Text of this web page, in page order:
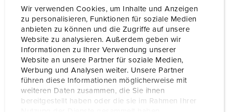
Wir verwenden Cookies, um Inhalte und Anzeigen
zu personalisieren, Funktionen für soziale Medien
anbieten zu können und die Zugriffe auf unsere
Website zu analysieren. Außerdem geben wir
Informationen zu Ihrer Verwendung unserer
Website an unsere Partner für soziale Medien,
Werbung und Analysen weiter. Unsere Partner
führen diese Informationen möglicherweise mit
weiteren Daten zusammen, die Sie ihnen
bereitgestellt haben oder die sie im Rahmen Ihrer
400 V
Clock position 9 h
Hertz 50-60 Hz
Connection technology Screw terminals
Contact standard